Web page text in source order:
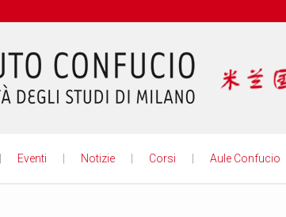
Eventi Notizie Corsi Aule Confucio